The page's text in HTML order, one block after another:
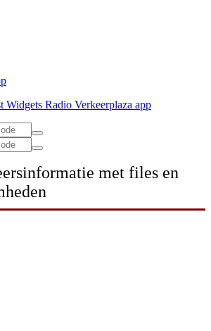
Widgets Radio Verkeerplaza app
met files en